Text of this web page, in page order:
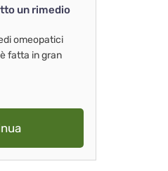
un rimedio
omeopatici
fatta in gran